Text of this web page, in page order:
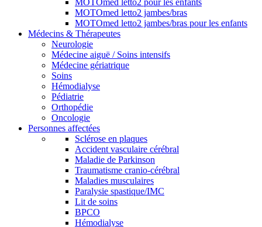
MOTOmed letto2 pour les enfants
MOTOmed letto2 jambes/bras
MOTOmed letto2 jambes/bras pour les enfants
Médecins & Thérapeutes
Neurologie
Médecine aiguë / Soins intensifs
Médecine gériatrique
Soins
Hémodialyse
Pédiatrie
Orthopédie
Oncologie
Personnes affectées
Sclérose en plaques
Accident vasculaire cérébral
Maladie de Parkinson
Traumatisme cranio-cérébral
Maladies musculaires
Paralysie spastique/IMC
Lit de soins
BPCO
Hémodialyse